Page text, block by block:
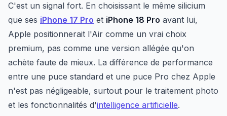
C'est un signal fort. En choisissant le même silicium
que ses iPhone 17 Pro et iPhone 18 Pro avant lui,
Apple positionnerait l'Air comme un vrai choix
premium, pas comme une version allégée qu'on
achète faute de mieux. La différence de performance
entre une puce standard et une puce Pro chez Apple
n'est pas négligeable, surtout pour le traitement photo
et les fonctionnalités d'intelligence artificielle.